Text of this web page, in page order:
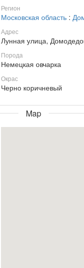
Регион
Московская область :
Адрес
Лунная улица,
Порода
Немецкая овчарка
Окрас
Черно коричневый
Map